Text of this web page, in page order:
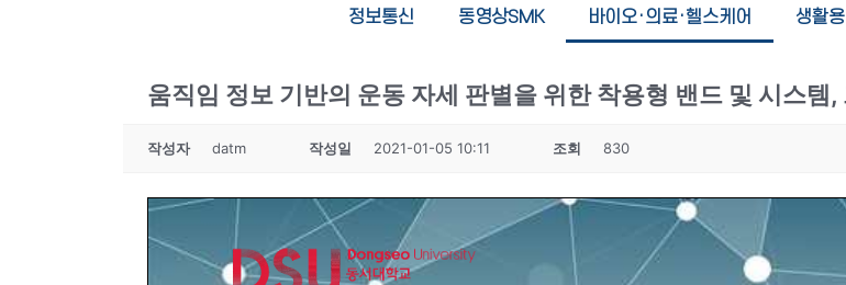
정보통신 동영상SMK 바이오·의료·헬스케어 생활
움직임 정보 기반의 운동 자세 판별을 위한 착용형 밴드 및 시스템
작성자 datm 작성일 2021-01-05 10:11 조회 830